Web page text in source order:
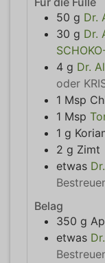
50 g Dr.
30 g Dr.
4 g Dr.
oder
1 Msp
1 Msp
1 g
2 g Zimt
etwas
Belag
350 g
etwas